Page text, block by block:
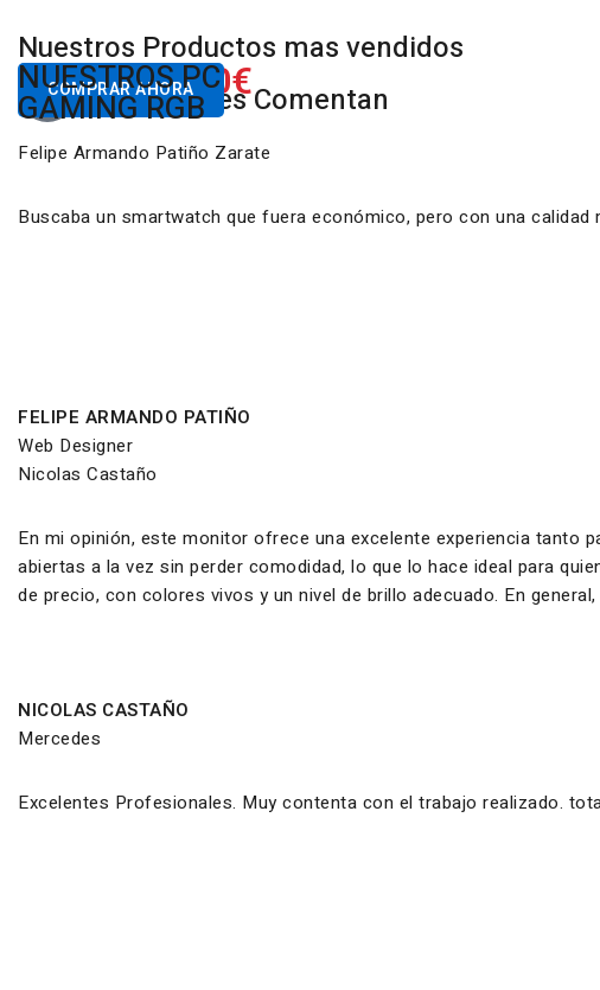
Nuestros Productos mas vendidos
Desde650.00€
COMPRAR AHORA
NUESTROS PC
GAMING RGB
Nuestros Clientes Comentan
Felipe Armando Patiño Zarate
Buscaba un smartwatch que fuera económico, pero con una
FELIPE ARMANDO PATIÑO
Web Designer
Nicolas Castaño
En mi opinión, este monitor ofrece una excelente experiencia tanto
abiertas a la vez sin perder comodidad, lo que lo hace ideal para
de precio, con colores vivos y un nivel de brillo adecuado. En
NICOLAS CASTAÑO
Mercedes
Excelentes Profesionales. Muy contenta con el trabajo realizado.